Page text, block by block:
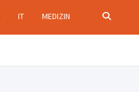
IT MEDIZIN